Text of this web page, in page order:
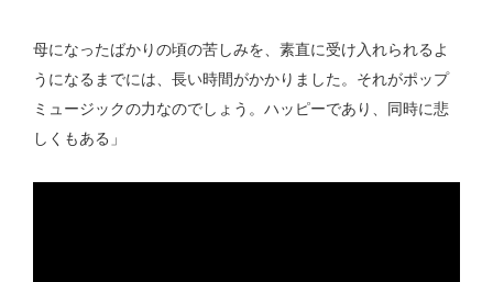
母になったばかりの頃の苦しみを、素直に受け入れられるよ
うになるまでには、長い時間がかかりました。それがポップ
ミュージックの力なのでしょう。ハッピーであり、同時に悲
しくもある」